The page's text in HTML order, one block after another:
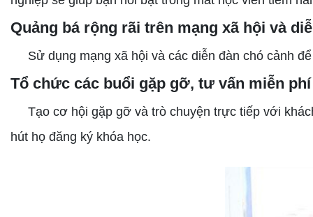
Quảng bá rộng rãi trên mạng xã hội và
Sử dụng mạng xã hội và các diễn đàn chó cảnh
Tổ chức các buổi gặp gỡ, tư vấn miễn
Tạo cơ hội gặp gỡ và trò chuyện trực tiếp với
hút họ đăng ký khóa học.